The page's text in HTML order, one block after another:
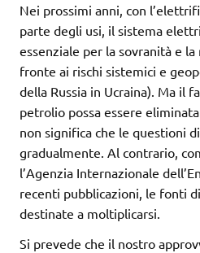
Nei prossimi anni, con
parte degli usi, il sistema
essenziale per la sovranità e
fronte ai rischi sistemici e
della Russia in Ucraina). Ma il
petrolio possa essere
non significa che le questioni
gradualmente. Al contrario,
l’Agenzia Internazionale
recenti pubblicazioni, le fonti
destinate a moltiplicarsi.
Si prevede che il nostro